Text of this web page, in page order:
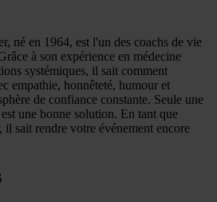
né en 1964, est l'un des coachs de vie
à son expérience en médecine
systémiques, il sait comment
empathie, honnêteté, humour et
de confiance constante. Seule une
une bonne solution. En tant que
il sait rendre votre événement encore